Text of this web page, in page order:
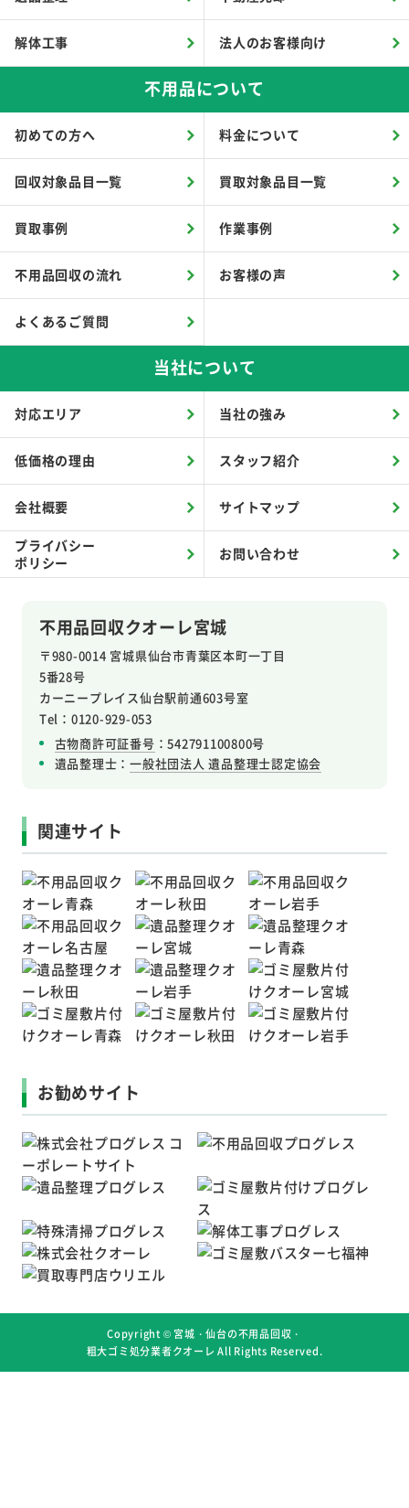
不用品回収クオーレ宮城
〒980-0014 宮城県仙台市青葉区本町一丁目
5番28号
カーニープレイス仙台駅前通603号室
Tel：0120-929-053
古物商許可証番号 ：542791100800号
遺品整理士： 一般社団法人 遺品整理士認定協会
解体工事 法人のお客様向け
不用品について
初めての方へ 料金について
回収対象品目一覧 買取対象品目一覧
買取事例 作業事例
不用品回収の流れ お客様の声
よくあるご質問
当社について
対応エリア 当社の強み
低価格の理由 スタッフ紹介
会社概要 サイトマップ
プライバシー
ポリシー
お問い合わせ
関連サイト
お勧めサイト
Copyright ©宮城・仙台の不用品回収・
粗大ゴミ処分業者クオーレ All Rights Reserved.